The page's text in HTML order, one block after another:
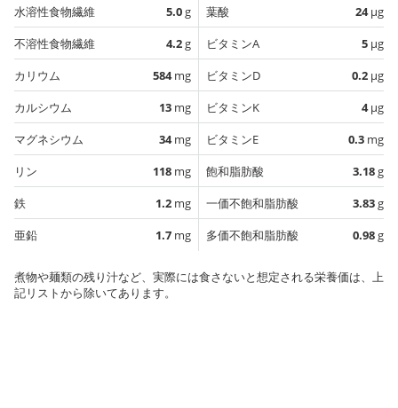
水溶性食物繊維
5.0g
不溶性食物繊維
4.2g
カリウム
584mg
カルシウム
13 mg
マグネシウム
34mg
リン
118 mg
鉄
1.2 mg
亜鉛
1.7 mg
葉酸
24µg
ビタミンA
5 µg
ビタミンD
0.2 µg
ビタミンK
4µg
ビタミンE
0.3 mg
飽和脂肪酸
3.18g
一価不飽和脂肪酸
3.83g
多価不飽和脂肪酸
0.98g
煮物や麺類の残り汁など、実際には食さないと想定される栄養価は、上
記リストから除いてあります。